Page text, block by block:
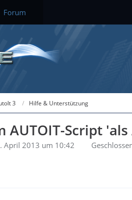
Forum
3 Hilfe & Unterstützung
AUTOIT-Script
April 2013 um 10:42